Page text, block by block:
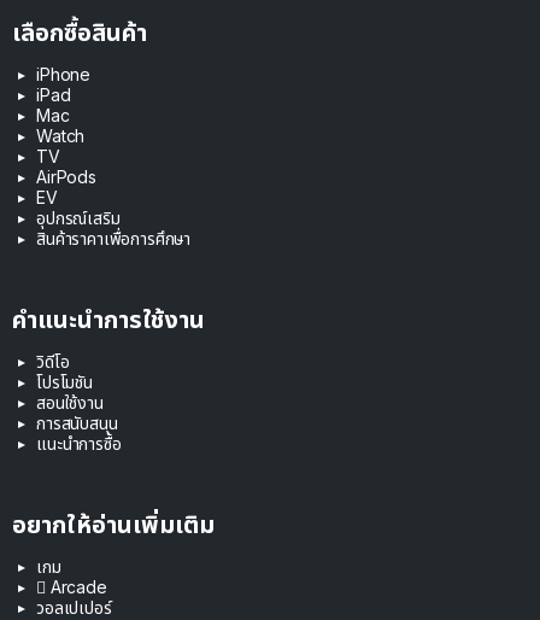
เลือกซื้อสินค้า
iPhone
iPad
Mac
Watch
TV
AirPods
EV
อุปกรณ์เสริม
สินค้าราคาเพื่อการศึกษา
คำแนะนำการใช้งาน
วิดีโอ
โปรโมชัน
สอนใช้งาน
การสนับสนุน
แนะนำการซื้อ
อยากให้อ่านเพิ่มเติม
เกม
 Arcade
วอลเปเปอร์